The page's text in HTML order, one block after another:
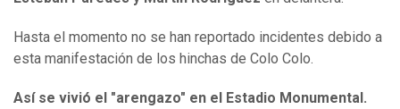
Hasta el momento no se han reportado incidentes debido a
esta manifestación de los hinchas de Colo Colo.
Así se vivió el "arengazo" en el Estadio Monumental.